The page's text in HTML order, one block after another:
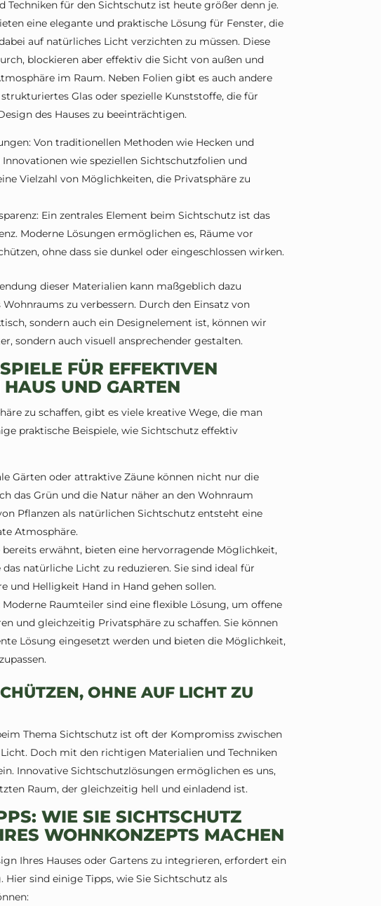
Techniken für den Sichtschutz ist heute größer denn je.
eine elegante und praktische Lösung für Fenster, die
auf natürliches Licht verzichten zu müssen. Diese
blockieren aber effektiv die Sicht von außen und
im Raum. Neben Folien gibt es auch andere
Glas oder spezielle Kunststoffe, die für
des Hauses zu beeinträchtigen.
Von traditionellen Methoden wie Hecken und
wie speziellen Sichtschutzfolien und
Vielzahl von Möglichkeiten, die Privatsphäre zu
Ein zentrales Element beim Sichtschutz ist das
Moderne Lösungen ermöglichen es, Räume vor
ohne dass sie dunkel oder eingeschlossen wirken.
dieser Materialien kann maßgeblich dazu
zu verbessern. Durch den Einsatz von
sondern auch ein Designelement ist, können wir
sondern auch visuell ansprechender gestalten.
FÜR EFFEKTIVEN
UND GARTEN
zu schaffen, gibt es viele kreative Wege, die man
praktische Beispiele, wie Sichtschutz effektiv
Gärten oder attraktive Zäune können nicht nur die
das Grün und die Natur näher an den Wohnraum
Pflanzen als natürlichen Sichtschutz entsteht eine
Atmosphäre.
bereits erwähnt, bieten eine hervorragende Möglichkeit,
natürliche Licht zu reduzieren. Sie sind ideal für
und Helligkeit Hand in Hand gehen sollen.
Moderne Raumteiler sind eine flexible Lösung, um offene
und gleichzeitig Privatsphäre zu schaffen. Sie können
Lösung eingesetzt werden und bieten die Möglichkeit,
OHNE AUF LICHT ZU
Thema Sichtschutz ist oft der Kompromiss zwischen
Doch mit den richtigen Materialien und Techniken
Innovative Sichtschutzlösungen ermöglichen es uns,
Raum, der gleichzeitig hell und einladend ist.
WIE SIE SICHTSCHUTZ
WOHNKONZEPTS MACHEN
Ihres Hauses oder Gartens zu integrieren, erfordert ein
sind einige Tipps, wie Sie Sichtschutz als